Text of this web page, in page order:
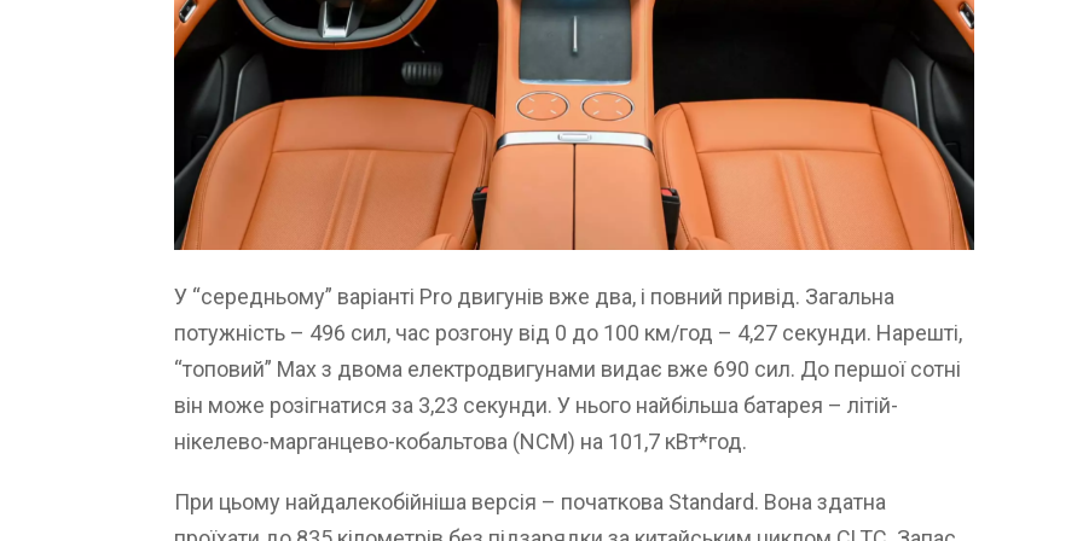
У “середньому” варіанті Pro двигунів вже два, і повний привід. Загальна
потужність – 496 сил, час розгону від 0 до 100 км/год – 4,27 секунди. Нарешті,
“топовий” Max з двома електродвигунами видає вже 690 сил. До першої сотні
він може розігнатися за 3,23 секунди. У нього найбільша батарея – літій-
нікелево-марганцево-кобальтова (NCM) на 101,7 кВт*год.
При цьому найдалекобійніша версія – початкова Standard. Вона здатна